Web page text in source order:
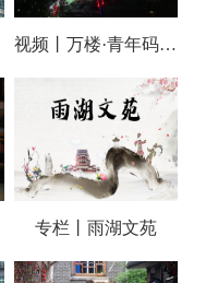
视频丨万楼·青年码头，传统与现代交相辉映，让老湘潭焕发新活力！
专栏丨雨湖文苑